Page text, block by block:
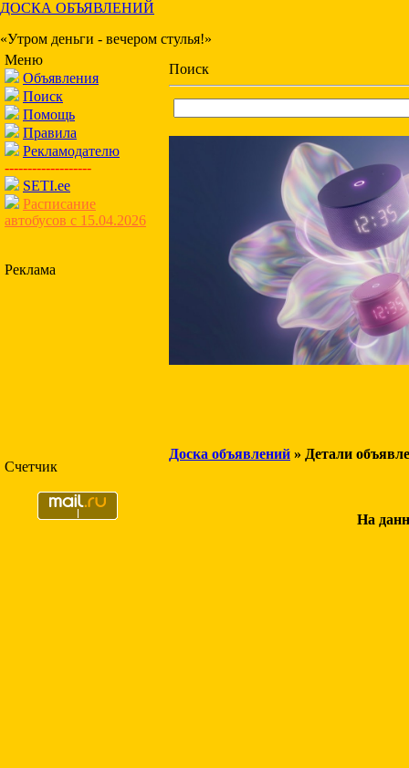
ДОСКА ОБЪЯВЛЕНИЙ
«Утром деньги - вечером стулья!»
Меню
Объявления
Поиск
Помощь
Правила
Рекламодателю
-------------------
SETI.ee
Расписание
автобусов с 15.04.2026
Реклама
Счетчик
Поиск
Доска объявлений » Детали
На